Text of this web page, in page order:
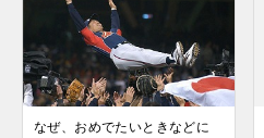
なぜ、おめでたいときなどに